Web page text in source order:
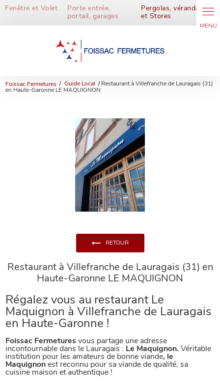
Fenêtre et Volet
Porte entrée,
portail, garages
Pergolas, vérandas
et Stores
Foissac Fermetures Guide Local
Restaurant à Villefranche de Lauragais (31)
en Haute-Garonne LE MAQUIGNON
RETOUR
Restaurant à Villefranche de Lauragais (31) en
Haute-Garonne LE MAQUIGNON
Régalez vous au restaurant Le
Maquignon à Villefranche de Lauragais
en Haute-Garonne !
Foissac Fermeturesvous partage une adresse
incontournable dans le Lauragais : Le Maquignon. Véritable
institution pour les amateurs de bonne viande, le
Maquignon est reconnu pour sa viande de qualité, sa
cuisine maison et authentique !
Panneau de gestion des cookies